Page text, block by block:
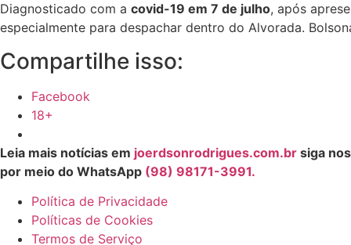
Diagnosticado com a covid-19 em 7 de julho, após
especialmente para despachar dentro do Alvorada.
Compartilhe isso:
Facebook
18+
Leia mais notícias em joerdsonrodrigues.com.br siga
por meio do WhatsApp (98) 98171-3991.
Política de Privacidade
Políticas de Cookies
Termos de Serviço